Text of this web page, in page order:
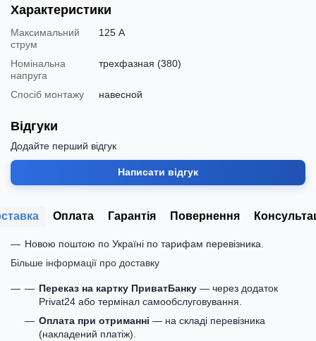
Характеристики
Максимальний
струм
125 А
Номінальна
напруга
трехфазная (380)
Спосіб монтажу навесной
Відгуки
Додайте перший відгук
Написати відгук
Оплата Гарантія Повернення
Новою поштою по Україні по тарифам перевізника.
Більше інформації про доставку
Переказ на картку ПриватБанку — через додаток
Privat24 або термінал самообслуговування.
Оплата при отриманні — на складі перевізника
(накладений платіж).